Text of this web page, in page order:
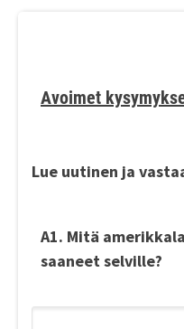
Avoimet
Lue uutinen ja
A1. Mitä
saaneet selville?